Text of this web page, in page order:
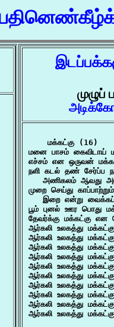
    மக்கட்கு (16)
மனை பாசம் கைவிடாய்
எச்சம் என ஒருவன்
நளி கடல் தண் சேர்ப்ப
அணிகலம் ஆவது
முறை செய்து
இறை என்று
பூம் புனல் ஊர பொது
தேவர்க்கு மக்கட்கு
ஆர்கலி உலகத்து
ஆர்கலி உலகத்து
ஆர்கலி உலகத்து
ஆர்கலி உலகத்து
ஆர்கலி உலகத்து
ஆர்கலி உலகத்து
ஆர்கலி உலகத்து
ஆர்கலி உலகத்து
ஆர்கலி உலகத்து
ஆர்கலி உலகத்து